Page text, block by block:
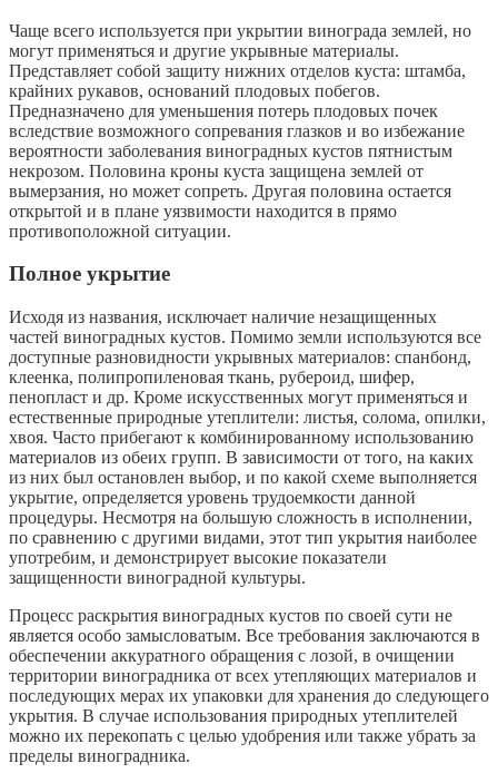
Чаще всего используется при укрытии винограда землей, но
могут применяться и другие укрывные материалы.
Представляет собой защиту нижних отделов куста: штамба,
крайних рукавов, оснований плодовых побегов.
Предназначено для уменьшения потерь плодовых почек
вследствие возможного сопревания глазков и во избежание
вероятности заболевания виноградных кустов пятнистым
некрозом. Половина кроны куста защищена землей от
вымерзания, но может сопреть. Другая половина остается
открытой и в плане уязвимости находится в прямо
противоположной ситуации.
Полное укрытие
Исходя из названия, исключает наличие незащищенных
частей виноградных кустов. Помимо земли используются все
доступные разновидности укрывных материалов: спанбонд,
клеенка, полипропиленовая ткань, рубероид, шифер,
пенопласт и др. Кроме искусственных могут применяться и
естественные природные утеплители: листья, солома, опилки,
хвоя. Часто прибегают к комбинированному использованию
материалов из обеих групп. В зависимости от того, на каких
из них был остановлен выбор, и по какой схеме выполняется
укрытие, определяется уровень трудоемкости данной
процедуры. Несмотря на большую сложность в исполнении,
по сравнению с другими видами, этот тип укрытия наиболее
употребим, и демонстрирует высокие показатели
защищенности виноградной культуры.
Процесс раскрытия виноградных кустов по своей сути не
является особо замысловатым. Все требования заключаются в
обеспечении аккуратного обращения с лозой, в очищении
территории виноградника от всех утепляющих материалов и
последующих мерах их упаковки для хранения до следующего
укрытия. В случае использования природных утеплителей
можно их перекопать с целью удобрения или также убрать за
пределы виноградника.